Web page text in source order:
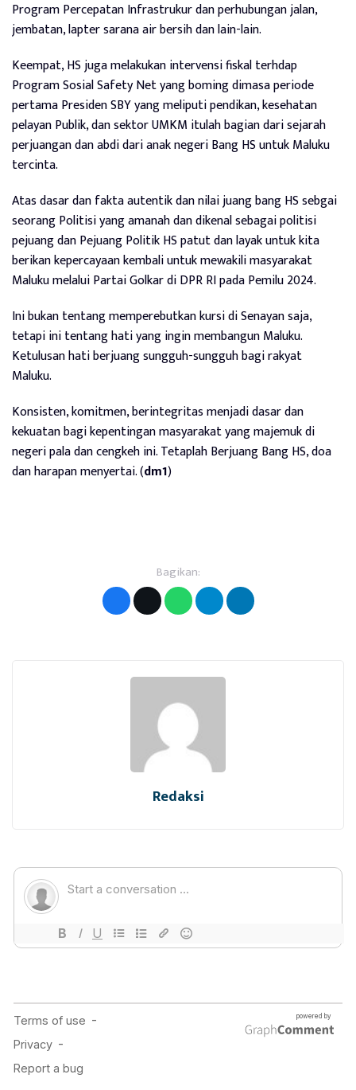
Program Percepatan Infrastrukur dan perhubungan jalan,
jembatan, lapter sarana air bersih dan lain-lain.
Keempat, HS juga melakukan intervensi fiskal terhdap
Program Sosial Safety Net yang boming dimasa periode
pertama Presiden SBY yang meliputi pendikan, kesehatan
pelayan Publik, dan sektor UMKM itulah bagian dari sejarah
perjuangan dan abdi dari anak negeri Bang HS untuk Maluku
tercinta.
Atas dasar dan fakta autentik dan nilai juang bang HS sebgai
seorang Politisi yang amanah dan dikenal sebagai politisi
pejuang dan Pejuang Politik HS patut dan layak untuk kita
berikan kepercayaan kembali untuk mewakili masyarakat
Maluku melalui Partai Golkar di DPR RI pada Pemilu 2024.
Ini bukan tentang memperebutkan kursi di Senayan saja,
tetapi ini tentang hati yang ingin membangun Maluku.
Ketulusan hati berjuang sungguh-sungguh bagi rakyat
Maluku.
Konsisten, komitmen, berintegritas menjadi dasar dan
kekuatan bagi kepentingan masyarakat yang majemuk di
negeri pala dan cengkeh ini. Tetaplah Berjuang Bang HS, doa
dan harapan menyertai. (dm1)
Bagikan:
Redaksi